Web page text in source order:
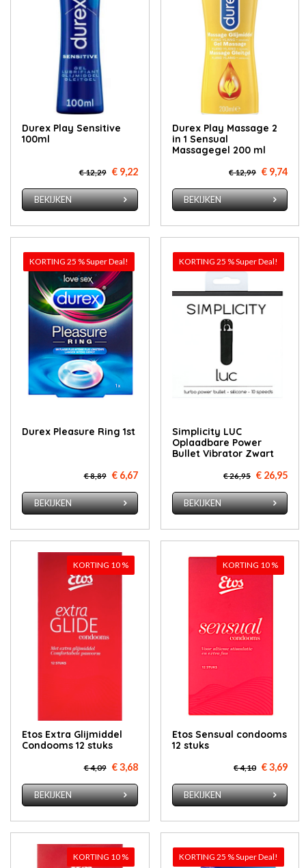
Durex Play Sensitive
100ml
€ 12,29 € 9,22
BEKIJKEN
Durex Play Massage 2
in 1 Sensual
Massagegel 200 ml
€ 12,99 € 9,74
BEKIJKEN
KORTING 25 % Super Deal!
Durex Pleasure Ring 1st
€ 8,89 € 6,67
BEKIJKEN
KORTING 25 % Super Deal!
Simplicity LUC
Oplaadbare Power
Bullet Vibrator Zwart
€ 26,95 € 26,95
BEKIJKEN
KORTING 10 %
Etos Extra Glijmiddel
Condooms 12 stuks
€ 4,09 € 3,68
BEKIJKEN
KORTING 10 %
Etos Sen­su­al con­dooms
12 stuks
€ 4,10 € 3,69
BEKIJKEN
KORTING 10 % KORTING 25 % Super Deal!